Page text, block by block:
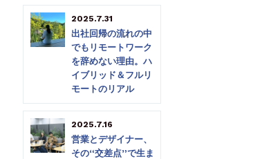
2025.7.31
出社回帰の流れの中
でもリモートワーク
を辞めない理由。ハ
イブリッド＆フルリ
モートのリアル
2025.7.16
営業とデザイナー、
その“交差点”で生ま